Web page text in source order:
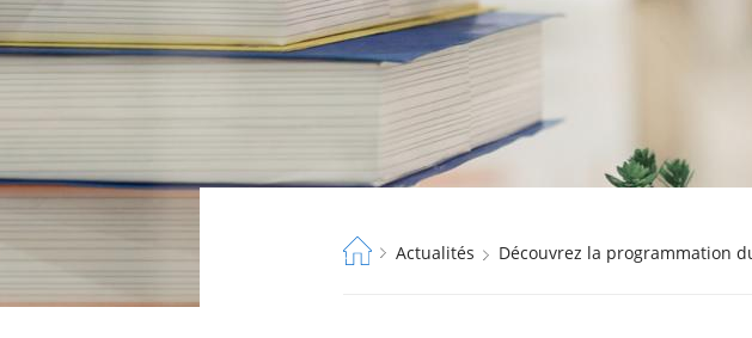
Fil
Actualités Découvrez la programmation